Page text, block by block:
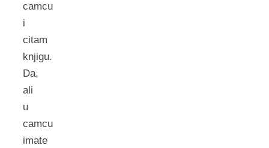
camcu
i
citam
knjigu.
Da,
ali
u
camcu
imate